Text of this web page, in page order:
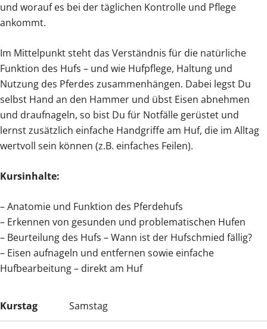
und worauf es bei der täglichen Kontrolle und Pflege
ankommt.
Im Mittelpunkt steht das Verständnis für die natürliche
Funktion des Hufs – und wie Hufpflege, Haltung und
Nutzung des Pferdes zusammenhängen. Dabei legst Du
selbst Hand an den Hammer und übst Eisen abnehmen
und draufnageln, so bist Du für Notfälle gerüstet und
lernst zusätzlich einfache Handgriffe am Huf, die im Alltag
wertvoll sein können (z.B. einfaches Feilen).
Kursinhalte:
– Anatomie und Funktion des Pferdehufs
– Erkennen von gesunden und problematischen Hufen
– Beurteilung des Hufs – Wann ist der Hufschmied fällig?
– Eisen aufnageln und entfernen sowie einfache
Hufbearbeitung – direkt am Huf
Kurstag Samstag